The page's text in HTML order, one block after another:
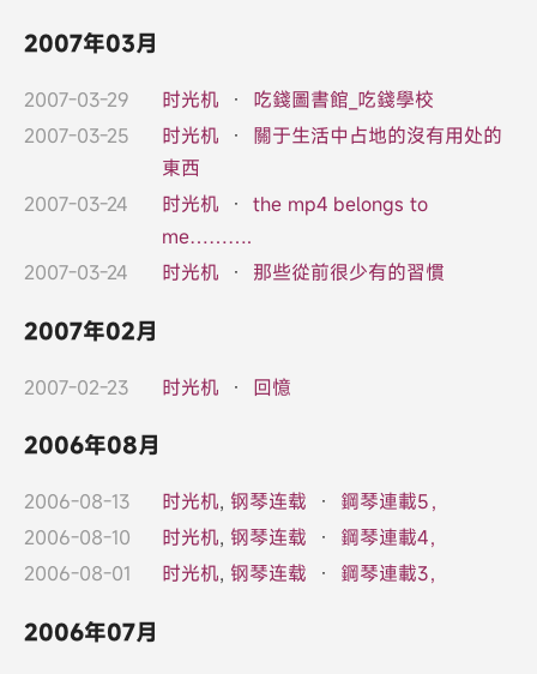
2007年03月
2007-03-29 时光机 · 吃錢圖書館_吃錢學校
2007-03-25
时光机 · 關于生活中占地的沒有用处的
東西
2007-03-24
时光机 · the mp4 belongs to
me……….
2007-03-24
时光机 · 那些從前很少有的習慣
2007年02月
2007-02-23 时光机 · 回憶
2006年08月
2006-08-13 时光机, 钢琴连载 · 鋼琴連載5，
2006-08-10
时光机, 钢琴连载 · 鋼琴連載4，
2006-08-01
时光机, 钢琴连载 · 鋼琴連載3，
2006年07月